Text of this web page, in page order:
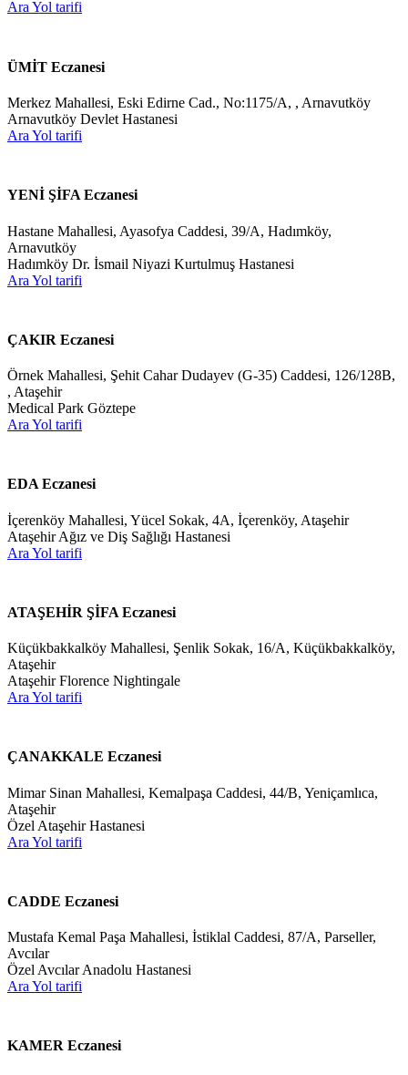
AraYol tarifi
ÜMİT Eczanesi
Merkez Mahallesi, Eski Edirne Cad., No:1175/A, , Arnavutköy
Arnavutköy Devlet Hastanesi
Ara Yol tarifi
YENİ ŞİFA Eczanesi
Hastane Mahallesi, Ayasofya Caddesi, 39/A, Hadımköy,
Arnavutköy
Hadımköy Dr. İsmail Niyazi Kurtulmuş Hastanesi
Ara Yol tarifi
ÇAKIR Eczanesi
Örnek Mahallesi, Şehit Cahar Dudayev (G-35) Caddesi, 126/128B,
, Ataşehir
Medical Park Göztepe
Ara Yol tarifi
EDA Eczanesi
İçerenköy Mahallesi, Yücel Sokak, 4A, İçerenköy, Ataşehir
Ataşehir Ağız ve Diş Sağlığı Hastanesi
Ara Yol tarifi
ATAŞEHİR ŞİFA Eczanesi
Küçükbakkalköy Mahallesi, Şenlik Sokak, 16/A, Küçükbakkalköy,
Ataşehir
Ataşehir Florence Nightingale
Ara Yol tarifi
ÇANAKKALE Eczanesi
Mimar Sinan Mahallesi, Kemalpaşa Caddesi, 44/B, Yeniçamlıca,
Ataşehir
Özel Ataşehir Hastanesi
Ara Yol tarifi
CADDE Eczanesi
Mustafa Kemal Paşa Mahallesi, İstiklal Caddesi, 87/A, Parseller,
Avcılar
Özel Avcılar Anadolu Hastanesi
Ara Yol tarifi
KAMER Eczanesi